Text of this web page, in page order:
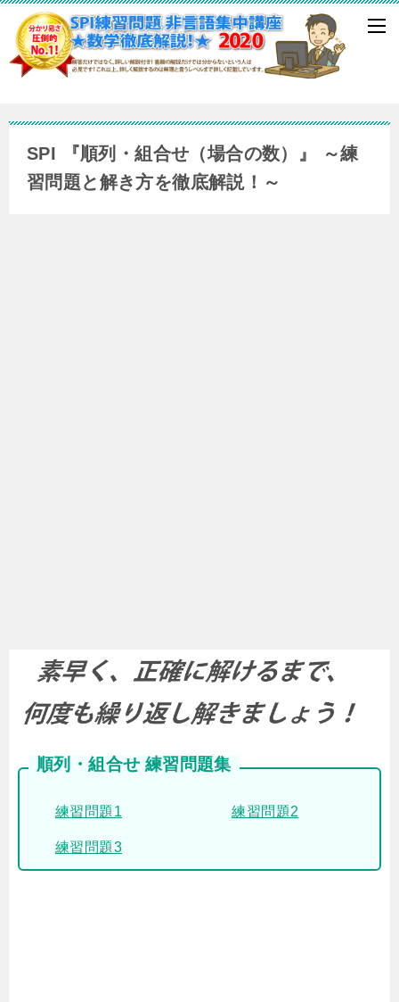
SPI 『順列・組合せ（場合の数）』 ～練
習問題と解き方を徹底解説！～
順列・組合せ 練習問題集
練習問題1 練習問題2
練習問題3